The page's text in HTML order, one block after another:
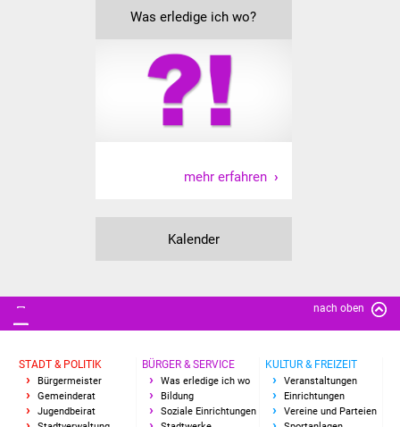
Kulturhalle
Vereine und Parteien
Selbsteintrag Vereine
Sportanlagen
Lebenslagen
Was erledige ich wo?
mehr erfahren
Kalender
nach oben
STADT & POLITIK
Bürgermeister
Gemeinderat
Jugendbeirat
BÜRGER & SERVICE
Was erledige ich wo
Bildung
Soziale Einrichtungen
KULTUR & FREIZEIT
Veranstaltungen
Einrichtungen
Vereine und Parteien